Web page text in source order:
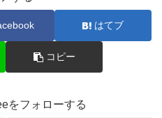
はてブ
コピー
をフォローする